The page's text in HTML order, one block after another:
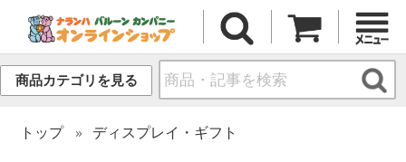
商品カテゴリを見る
トップ ディスプレイ・ギフト